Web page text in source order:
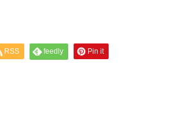
RSS feedly Pin it